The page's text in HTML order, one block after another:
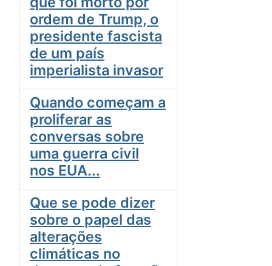
ordem de Trump, o
presidente fascista
de um país
imperialista invasor
Quando começam a
proliferar as
conversas sobre
uma guerra civil
nos EUA...
Que se pode dizer
sobre o papel das
alterações
climáticas no